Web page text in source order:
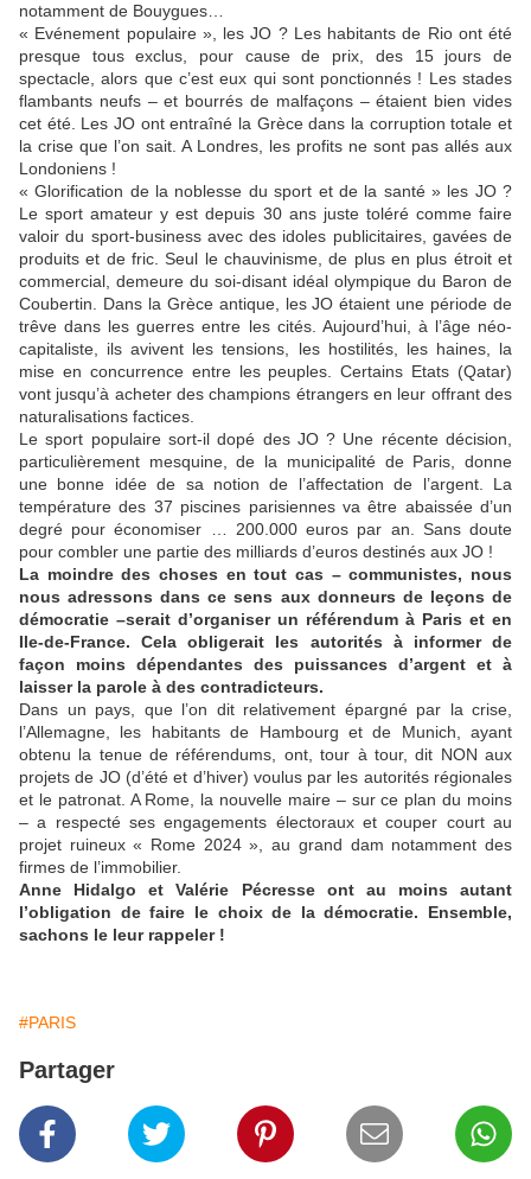
notamment de Bouygues…
« Evénement populaire », les JO ? Les habitants de Rio ont été
presque tous exclus, pour cause de prix, des 15 jours de
spectacle, alors que c’est eux qui sont ponctionnés ! Les stades
flambants neufs – et bourrés de malfaçons – étaient bien vides
cet été. Les JO ont entraîné la Grèce dans la corruption totale et
la crise que l’on sait. A Londres, les profits ne sont pas allés aux
Londoniens !
« Glorification de la noblesse du sport et de la santé » les JO ?
Le sport amateur y est depuis 30 ans juste toléré comme faire
valoir du sport-business avec des idoles publicitaires, gavées de
produits et de fric. Seul le chauvinisme, de plus en plus étroit et
commercial, demeure du soi-disant idéal olympique du Baron de
Coubertin. Dans la Grèce antique, les JO étaient une période de
trêve dans les guerres entre les cités. Aujourd’hui, à l’âge néo-
capitaliste, ils avivent les tensions, les hostilités, les haines, la
mise en concurrence entre les peuples. Certains Etats (Qatar)
vont jusqu’à acheter des champions étrangers en leur offrant des
naturalisations factices.
Le sport populaire sort-il dopé des JO ? Une récente décision,
particulièrement mesquine, de la municipalité de Paris, donne
une bonne idée de sa notion de l’affectation de l’argent. La
température des 37 piscines parisiennes va être abaissée d’un
degré pour économiser … 200.000 euros par an. Sans doute
pour combler une partie des milliards d’euros destinés aux JO !
La moindre des choses en tout cas – communistes, nous
nous adressons dans ce sens aux donneurs de leçons de
démocratie –serait d’organiser un référendum à Paris et en
Ile-de-France. Cela obligerait les autorités à informer de
façon moins dépendantes des puissances d’argent et à
laisser la parole à des contradicteurs.
Dans un pays, que l’on dit relativement épargné par la crise,
l’Allemagne, les habitants de Hambourg et de Munich, ayant
obtenu la tenue de référendums, ont, tour à tour, dit NON aux
projets de JO (d’été et d’hiver) voulus par les autorités régionales
et le patronat. A Rome, la nouvelle maire – sur ce plan du moins
– a respecté ses engagements électoraux et couper court au
projet ruineux « Rome 2024 », au grand dam notamment des
firmes de l’immobilier.
Anne Hidalgo et Valérie Pécresse ont au moins autant
l’obligation de faire le choix de la démocratie. Ensemble,
sachons le leur rappeler !
#PARIS
Partager